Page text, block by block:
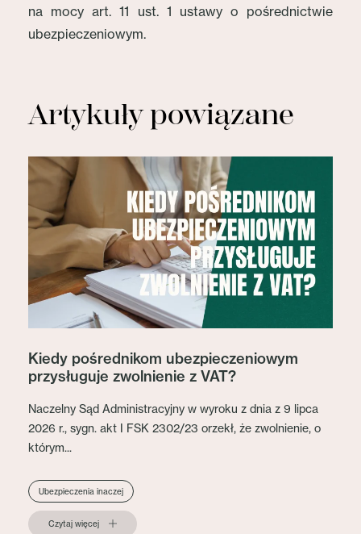
na mocy art. 11 ust. 1 ustawy o pośrednictwie
ubezpieczeniowym.
Artykuły powiązane
Kiedy pośrednikom ubezpieczeniowym
przysługuje zwolnienie z VAT?
Naczelny Sąd Administracyjny w wyroku z dnia z 9 lipca
2026 r., sygn. akt I FSK 2302/23 orzekł, że zwolnienie, o
którym...
Ubezpieczenia inaczej
Czytaj więcej